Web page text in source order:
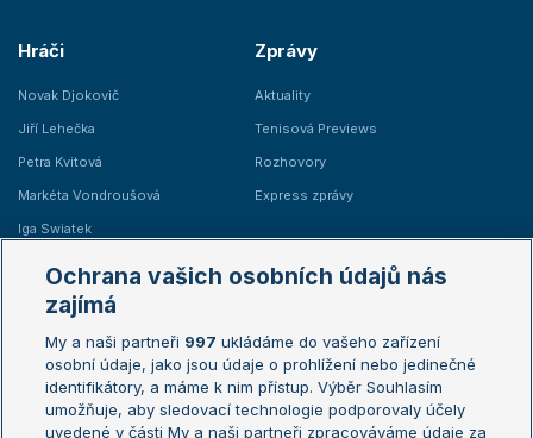
Hráči
Novak Djokovič
Jiří Lehečka
Petra Kvitová
Markéta Vondroušová
Iga Swiatek
Zprávy
Aktuality
Tenisová Previews
Rozhovory
Express zprávy
Žebříčky
Žebříček ATP (muži)
Žebříček WTA (ženy)
Sázkařský žebříček
Australian Open
French Open
Wimbledon
Ochrana vašich osobních údajů nás
zajímá
My a naši partneři 997 ukládáme do vašeho zařízení
osobní údaje, jako jsou údaje o prohlížení nebo jedinečné
identifikátory, a máme k nim přístup. Výběr Souhlasím
umožňuje, aby sledovací technologie podporovaly účely
uvedené v části My a naši partneři zpracováváme údaje za